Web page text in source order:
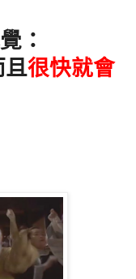
：
且很快就會